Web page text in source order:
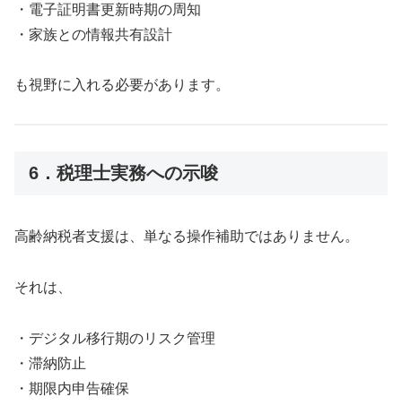
・電子証明書更新時期の周知
・家族との情報共有設計
も視野に入れる必要があります。
6．税理士実務への示唆
高齢納税者支援は、単なる操作補助ではありません。
それは、
・デジタル移行期のリスク管理
・滞納防止
・期限内申告確保